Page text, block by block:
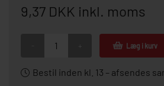
9,37 DKK inkl. moms
Læg i kurv
Bestil inden kl. 13 – afsendes